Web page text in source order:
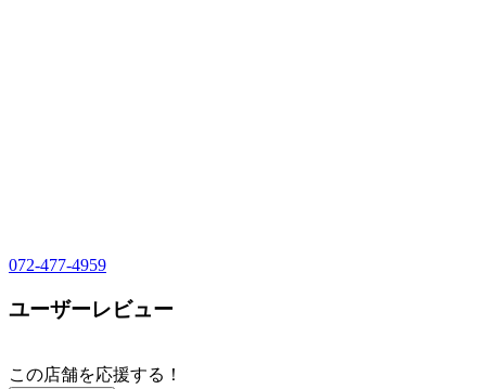
072-477-4959
ユーザーレビュー
この店舗を応援する！